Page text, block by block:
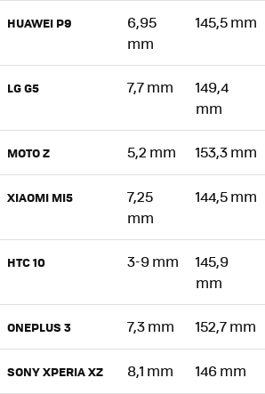
HUAWEI P9
6,95
mm
145,5 mm
LG G5 7,7 mm
149,4
mm
MOTO Z 5,2 mm 153,3 mm
XIAOMI MI5
7,25
mm
144,5 mm
HTC 10 3-9 mm
145,9
mm
ONEPLUS 3 7,3 mm 152,7 mm
SONY XPERIA XZ 8,1 mm 146 mm